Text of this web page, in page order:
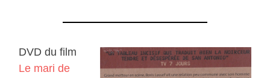
DVD du film
Le mari de